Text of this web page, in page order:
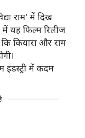
राम' में दिख
में यह फिल्म रिलीज
कियारा और राम
में कदम